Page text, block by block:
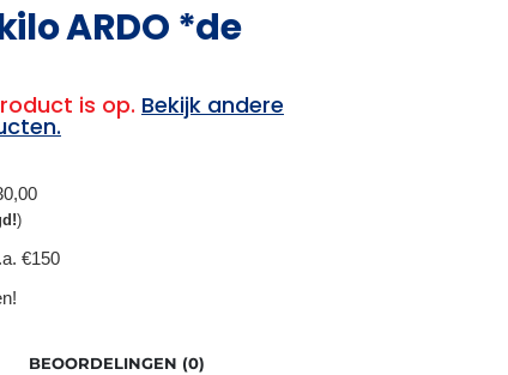
ARDO *de
is op. Bekijk andere
)
€150
BEOORDELINGEN (0)